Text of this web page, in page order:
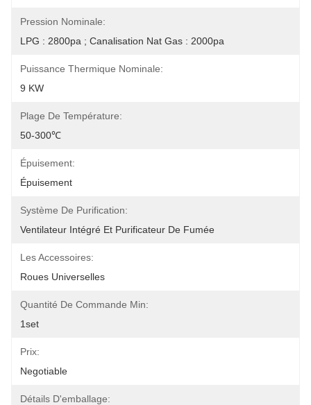
Pression Nominale:
LPG : 2800pa ; Canalisation Nat Gas : 2000pa
Puissance Thermique Nominale:
9 KW
Plage De Température:
50-300℃
Épuisement:
Épuisement
Système De Purification:
Ventilateur Intégré Et Purificateur De Fumée
Les Accessoires:
Roues Universelles
Quantité De Commande Min:
1set
Prix:
Negotiable
Détails D'emballage: